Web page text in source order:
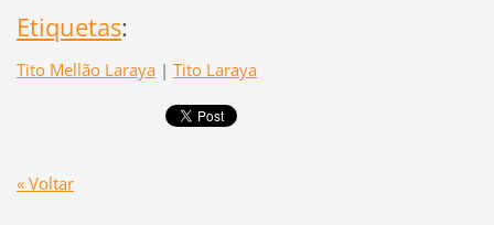
Etiquetas:
Tito Mellão Laraya | Tito Laraya
« Voltar